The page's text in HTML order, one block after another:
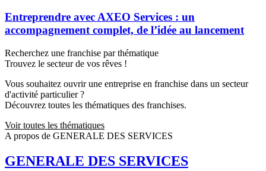
Entreprendre avec AXEO Services : un
accompagnement complet, de l’idée au lancement
Recherchez une franchise par thématique
Trouvez le secteur de vos rêves !
Vous souhaitez ouvrir une entreprise en franchise dans un secteur
d'activité particulier ?
Découvrez toutes les thématiques des franchises.
Voir toutes les thématiques
A propos de GENERALE DES SERVICES
GENERALE DES SERVICES